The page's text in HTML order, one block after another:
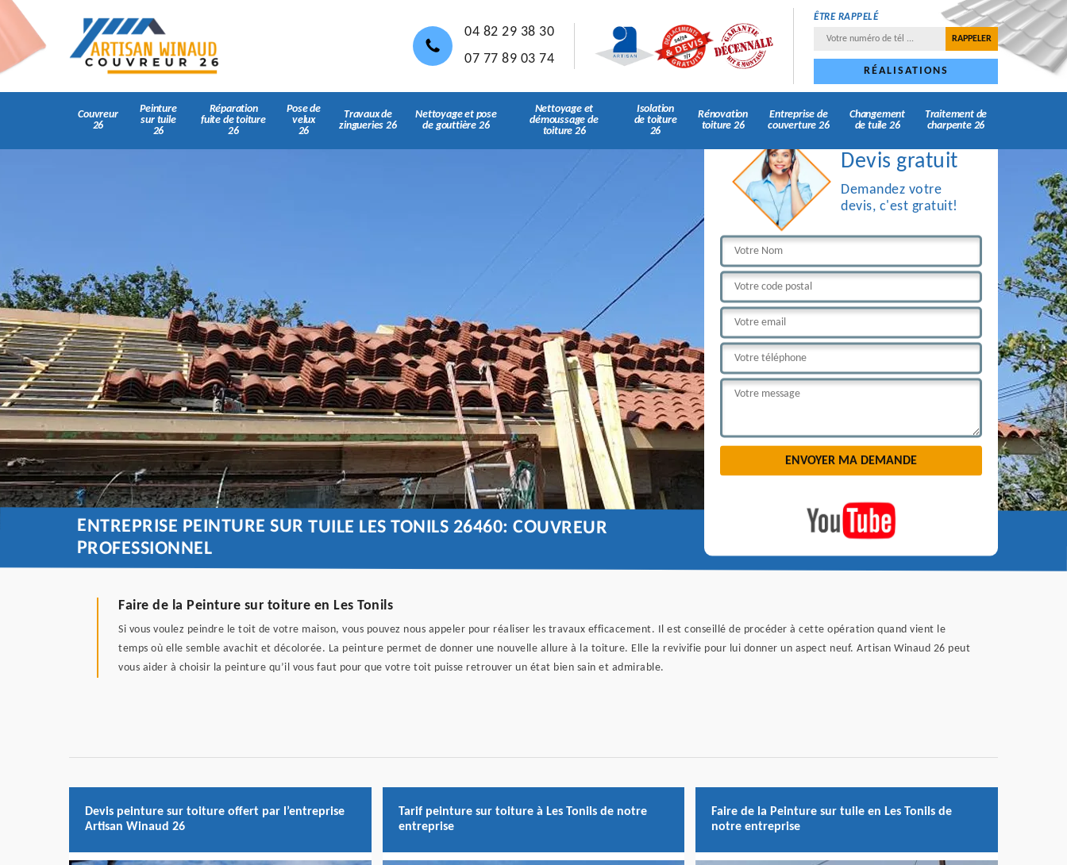
04 82 29 38 30
07 77 89 03 74
ÊTRE RAPPELÉ
RÉALISATIONS
Couvreur
26
Peinture
sur tuile
26
Réparation
fuite de toiture
26
Pose de
velux
26
Travaux de
zingueries 26
Nettoyage et pose
de gouttière 26
Nettoyage et
démoussage de
toiture 26
Isolation
de toiture
26
Rénovation
toiture 26
Entreprise de
couverture 26
Changement
de tuile 26
Traitement de
charpente 26
Devis gratuit
Demandez votre
devis, c'est gratuit!
ENTREPRISE PEINTURE SUR TUILE LES TONILS 26460: COUVREUR
PROFESSIONNEL
Faire de la Peinture sur toiture en Les Tonils
Si vous voulez peindre le toit de votre maison, vous pouvez nous appeler pour réaliser les travaux efficacement. Il est conseillé de procéder à cette opération quand vient le
temps où elle semble avachit et décolorée. La peinture permet de donner une nouvelle allure à la toiture. Elle la revivifie pour lui donner un aspect neuf. Artisan Winaud 26 peut
vous aider à choisir la peinture qu’il vous faut pour que votre toit puisse retrouver un état bien sain et admirable.
Devis peinture sur toiture offert par l’entreprise
Artisan Winaud 26
Tarif peinture sur toiture à Les Tonils de notre
entreprise
Faire de la Peinture sur tuile en Les Tonils de
notre entreprise